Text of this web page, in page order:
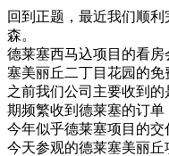
回到正题，最近我们顺
森。
德莱塞西马込项目的看
塞美丽丘二丁目花园的免
之前我们公司主要收到的
期频繁收到德莱塞的订单
今年似乎德莱塞项目的交
今天参观的德莱塞美丽